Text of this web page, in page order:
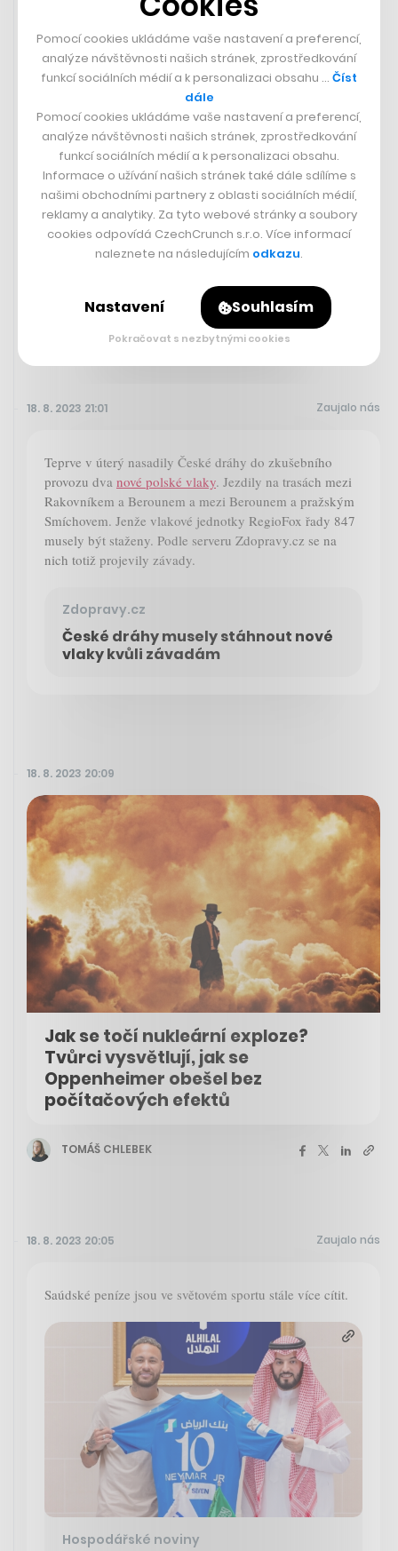
Bitcoin je na dvouměsíčním minimu
Bitcoin také v pátek pokračoval v pádu, který začal v
předchozích dnech. Během odpoledne se cena největší
kryptoměny propadla pod hranici 25 tisíc dolarů (zhruba
550 milionů korun), což je nejnižší hodnota za poslední
dva měsíce. Výprodejem v těchto dnech prochází celý
globální trh, přičemž se investoři často přednostně
zbavují rizikovějších aktiv, za které jsou kryptoměny
18. 8. 2023 21:01 Zaujalo nás
Teprve v úterý nasadily České dráhy do zkušebního
provozu dva nové polské vlaky. Jezdily na trasách mezi
Rakovníkem a Berounem a mezi Berounem a pražským
Smíchovem. Jenže vlakové jednotky RegioFox řady 847
musely být staženy. Podle serveru Zdopravy.cz se na
nich totiž projevily závady.
Zdopravy.cz
České dráhy musely stáhnout nové
vlaky kvůli závadám
18. 8. 2023 20:09
Jak se točí nukleární exploze?
Tvůrci vysvětlují, jak se
Oppenheimer obešel bez
počítačových efektů
TOMÁŠ CHLEBEK
18. 8. 2023 20:05 Zaujalo nás
Saúdské peníze jsou ve světovém sportu stále více cítit.
Hospodářské noviny
Pomocí cookies ukládáme vaše nastavení a preferencí,
analýze návštěvnosti našich stránek, zprostředkování
funkcí sociálních médií a k personalizaci obsahu … Číst
dále
Pomocí cookies ukládáme vaše nastavení a preferencí,
analýze návštěvnosti našich stránek, zprostředkování
funkcí sociálních médií a k personalizaci obsahu.
Informace o užívání našich stránek také dále sdílíme s
našimi obchodními partnery z oblasti sociálních médií,
reklamy a analytiky. Za tyto webové stránky a soubory
cookies odpovídá CzechCrunch s.r.o. Více informací
naleznete na následujícím odkazu.
Nastavení Souhlasím
Pokračovat s nezbytnými cookies